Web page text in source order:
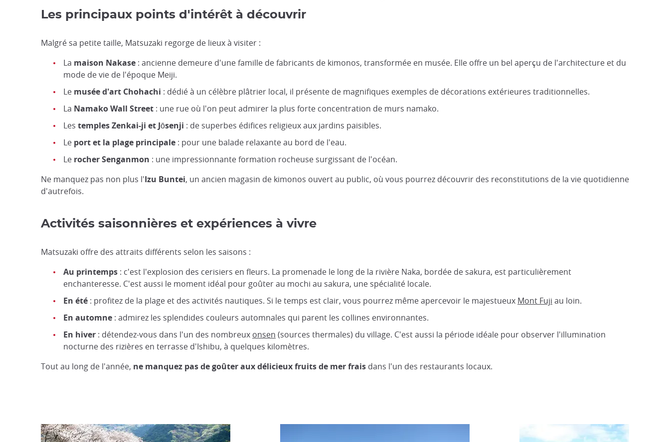
Les principaux points d'intérêt à découvrir
Malgré sa petite taille, Matsuzaki regorge de lieux à visiter :
La maison Nakase : ancienne demeure d'une famille de fabricants de kimonos, transformée en musée. Elle offre un bel aperçu de l'architecture et du
mode de vie de l'époque Meiji.
Le musée d'art Chohachi : dédié à un célèbre plâtrier local, il présente de magnifiques exemples de décorations extérieures traditionnelles.
La Namako Wall Street : une rue où l'on peut admirer la plus forte concentration de murs namako.
Les temples Zenkai-ji et Jōsenji : de superbes édifices religieux aux jardins paisibles.
Le port et la plage principale : pour une balade relaxante au bord de l'eau.
Le rocher Senganmon : une impressionnante formation rocheuse surgissant de l'océan.
Ne manquez pas non plus l'Izu Buntei, un ancien magasin de kimonos ouvert au public, où vous pourrez découvrir des reconstitutions de la vie quotidienne
d'autrefois.
Activités saisonnières et expériences à vivre
Matsuzaki offre des attraits différents selon les saisons :
Au printemps : c'est l'explosion des cerisiers en fleurs. La promenade le long de la rivière Naka, bordée de sakura, est particulièrement
enchanteresse. C'est aussi le moment idéal pour goûter au mochi au sakura, une spécialité locale.
En été : profitez de la plage et des activités nautiques. Si le temps est clair, vous pourrez même apercevoir le majestueux Mont Fuji au loin.
En automne : admirez les splendides couleurs automnales qui parent les collines environnantes.
En hiver : détendez-vous dans l'un des nombreux onsen (sources thermales) du village. C'est aussi la période idéale pour observer l'illumination
nocturne des rizières en terrasse d'Ishibu, à quelques kilomètres.
Tout au long de l'année, ne manquez pas de goûter aux délicieux fruits de mer frais dans l'un des restaurants locaux.